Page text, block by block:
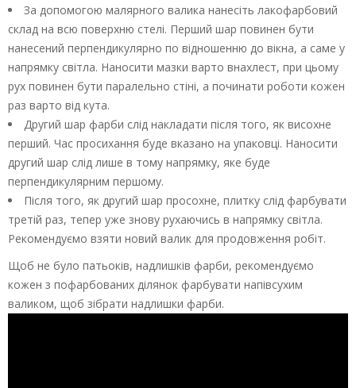
За допомогою малярного валика нанесіть лакофарбовий
склад на всю поверхню стелі. Перший шар повинен бути
нанесений перпендикулярно по відношенню до вікна, а саме у
напрямку світла. Наносити мазки варто внахлест, при цьому
рух повинен бути паралельно стіні, а починати роботи кожен
раз варто від кута.
Другий шар фарби слід накладати після того, як висохне
перший. Час просихання буде вказано на упаковці. Наносити
другий шар слід лише в тому напрямку, яке буде
перпендикулярним першому.
Після того, як другий шар просохне, плитку слід фарбувати
третій раз, тепер уже знову рухаючись в напрямку світла.
Рекомендуємо взяти новий валик для продовження робіт.
Щоб не було патьоків, надлишків фарби, рекомендуємо
кожен з пофарбованих ділянок фарбувати напівсухим
валиком, щоб зібрати надлишки фарби.